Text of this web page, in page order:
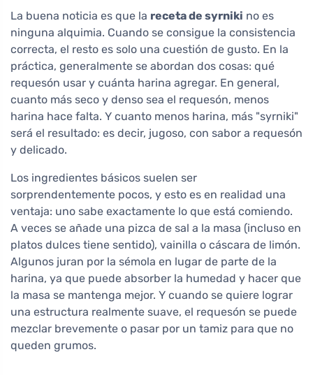
La buena noticia es que la receta de syrniki no es
ninguna alquimia. Cuando se consigue la consistencia
correcta, el resto es solo una cuestión de gusto. En la
práctica, generalmente se abordan dos cosas: qué
requesón usar y cuánta harina agregar. En general,
cuanto más seco y denso sea el requesón, menos
harina hace falta. Y cuanto menos harina, más "syrniki"
será el resultado: es decir, jugoso, con sabor a requesón
y delicado.
Los ingredientes básicos suelen ser
sorprendentemente pocos, y esto es en realidad una
ventaja: uno sabe exactamente lo que está comiendo.
A veces se añade una pizca de sal a la masa (incluso en
platos dulces tiene sentido), vainilla o cáscara de limón.
Algunos juran por la sémola en lugar de parte de la
harina, ya que puede absorber la humedad y hacer que
la masa se mantenga mejor. Y cuando se quiere lograr
una estructura realmente suave, el requesón se puede
mezclar brevemente o pasar por un tamiz para que no
queden grumos.